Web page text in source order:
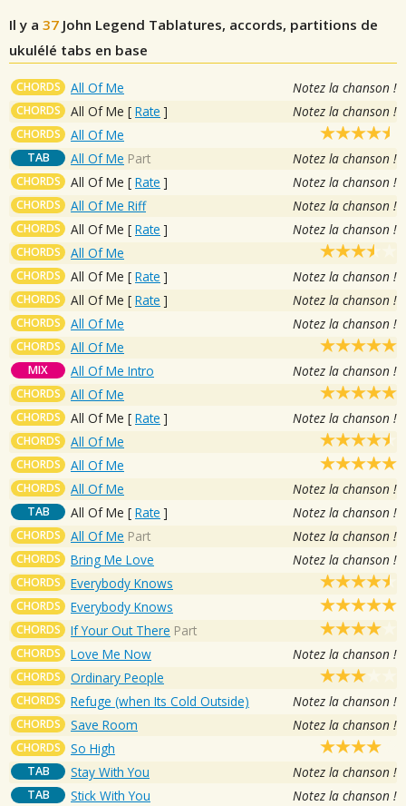
Il y a 37 John Legend Tablatures, accords, partitions de
ukulélé tabs en base
CHORDS All Of Me Notez la chanson !
CHORDS All Of Me [ Rate ] Notez la chanson !
CHORDS All Of Me
TAB All Of Me Part Notez la chanson !
CHORDS All Of Me [ Rate ] Notez la chanson !
CHORDS All Of Me Riff Notez la chanson !
CHORDS All Of Me [ Rate ] Notez la chanson !
CHORDS All Of Me
CHORDS All Of Me [ Rate ] Notez la chanson !
CHORDS All Of Me [ Rate ] Notez la chanson !
CHORDS All Of Me Notez la chanson !
CHORDS All Of Me
MIX All Of Me Intro Notez la chanson !
CHORDS All Of Me
CHORDS All Of Me [ Rate ] Notez la chanson !
CHORDS All Of Me
CHORDS All Of Me
CHORDS All Of Me Notez la chanson !
TAB All Of Me [ Rate ] Notez la chanson !
CHORDS All Of Me Part Notez la chanson !
CHORDS Bring Me Love Notez la chanson !
CHORDS Everybody Knows
CHORDS Everybody Knows
CHORDS If Your Out There Part
CHORDS Love Me Now Notez la chanson !
CHORDS Ordinary People
CHORDS Refuge (when Its Cold Outside) Notez la chanson !
CHORDS Save Room Notez la chanson !
CHORDS So High
TAB Stay With You Notez la chanson !
TAB Stick With You Notez la chanson !